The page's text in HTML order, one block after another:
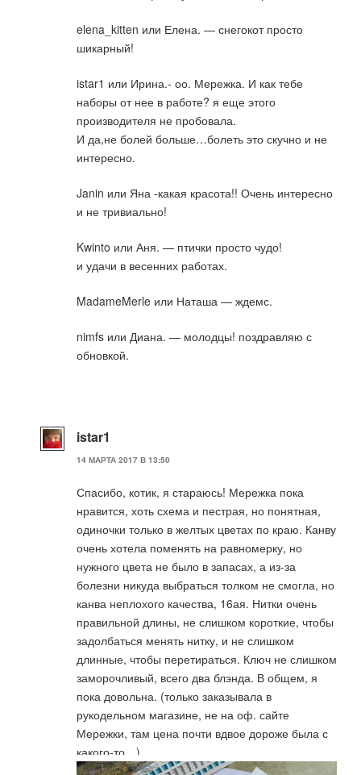
elena_kitten или Елена. — снегокот просто
шикарный!
istar1 или Ирина.- оо. Мережка. И как тебе
наборы от нее в работе? я еще этого
производителя не пробовала.
И да,не болей больше…болеть это скучно и не
интересно.
Janin или Яна -какая красота!! Очень интересно
и не тривиально!
Kwinto или Аня. — птички просто чудо!
и удачи в весенних работах.
MadameMerle или Наташа — ждемс.
nimfs или Диана. — молодцы! поздравляю с
обновкой.
istar1
14 МАРТА 2017 В 13:50
Спасибо, котик, я стараюсь! Мережка пока
нравится, хоть схема и пестрая, но понятная,
одиночки только в желтых цветах по краю. Канву
очень хотела поменять на равномерку, но
нужного цвета не было в запасах, а из-за
болезни никуда выбраться толком не смогла, но
канва неплохого качества, 16ая. Нитки очень
правильной длины, не слишком короткие, чтобы
задолбаться менять нитку, и не слишком
длинные, чтобы перетираться. Ключ не слишком
заморочливый, всего два блэнда. В общем, я
пока довольна. (только заказывала в
рукодельном магазине, не на оф. сайте
Мережки, там цена почти вдвое дороже была с
какого-то…)